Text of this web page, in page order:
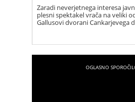
Zaradi neverjetnega interesa
plesni spektakel vrača na veliki
Gallusovi dvorani Cankarjevega